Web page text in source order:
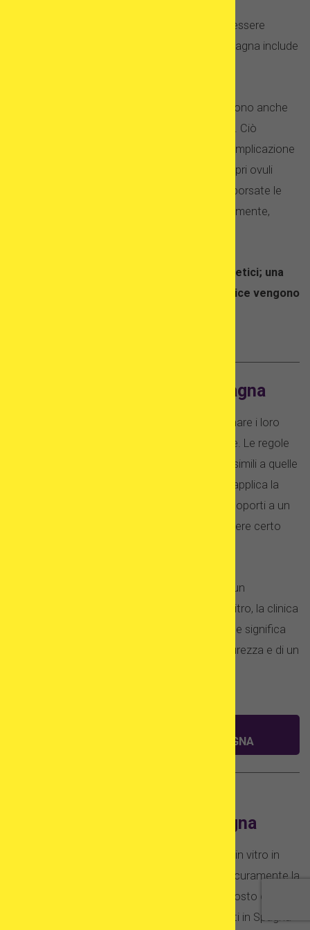
Anche la storia genetica della donatrice può essere
verificata: la maggior parte delle cliniche in Spagna include
Oltre ai test medici, le potenziali donatrici devono anche
sottoporsi a un esame psicologico completo. Ciò
garantisce che la donatrice comprenda ogni implicazione
del processo di donazione. Pur donando i propri ovuli
gratuitamente e gratuitamente, vengono rimborsate le
spese relative alla donazione (l’importo, solitamente,
Ogni donatrice può avere solo sei figli genetici; una
volta nato il sesto figlio, i dati della donatrice vengono
Donazione di embrioni in Spagna
La legge spagnola consente ai pazienti di donare i loro
embrioni in eccesso, a programmi di adozione. Le regole
per ricevere una donazione di embrioni sono simili a quelle
stabilite per l’adozione di ovuli – anche qui si applica la
corrispondenza del fenotipo. Se decidi di sottoporti a un
trattamento di adozione di embrioni, puoi essere certo
Poiché gli embrioni sono stati creati durante un
precedente trattamento di fecondazione in vitro, la clinica
ha a disposizione un’anamnesi completa, il che significa
che la procedura gode di un alto grado di sicurezza e di un
FECONDAZIONE IN VITRO IN SPAGNA
fecondazione in vitro in Spagna
Se confrontiamo il costo della fecondazione in vitro in
Spagna con altri paesi europei, la Spagna è sicuramente la
scelta migliore per i trattamenti di fertilità. Il costo di un
singolo ciclo di fecondazione in vitro di ovociti in Spagna